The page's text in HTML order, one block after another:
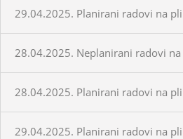
29.04.2025. Planirani radovi na
28.04.2025. Neplanirani radovi
28.04.2025. Planirani radovi na
29.04.2025. Planirani radovi na